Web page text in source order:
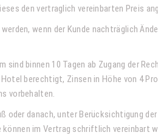
den vertraglich vereinbarten Preis
wenn der Kunde nachträglich
sind binnen 10 Tagen ab Zugang der
berechtigt, Zinsen in Höhe von 4
vorbehalten.
danach, unter Berücksichtigung
im Vertrag schriftlich vereinbart